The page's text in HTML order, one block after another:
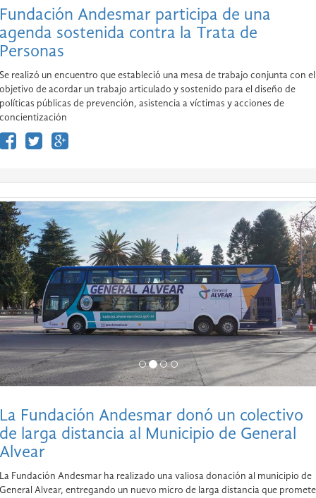
Fundación Andesmar participa de una
agenda sostenida contra la Trata de
Personas
Se realizó un encuentro que estableció una mesa de trabajo conjunta con el
objetivo de acordar un trabajo articulado y sostenido para el diseño de
políticas públicas de prevención, asistencia a víctimas y acciones de
concientización
La Fundación Andesmar donó un colectivo
de larga distancia al Municipio de General
Alvear
La Fundación Andesmar ha realizado una valiosa donación al municipio de
General Alvear, entregando un nuevo micro de larga distancia que promete